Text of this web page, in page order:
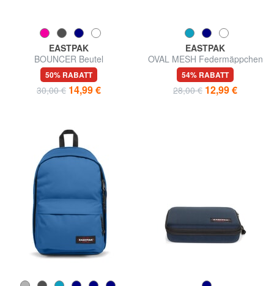
EASTPAK
BOUNCER Beutel
50% RABATT
30,00 € 14,99 €
EASTPAK
OVAL MESH Federmäppchen
54% RABATT
28,00 € 12,99 €